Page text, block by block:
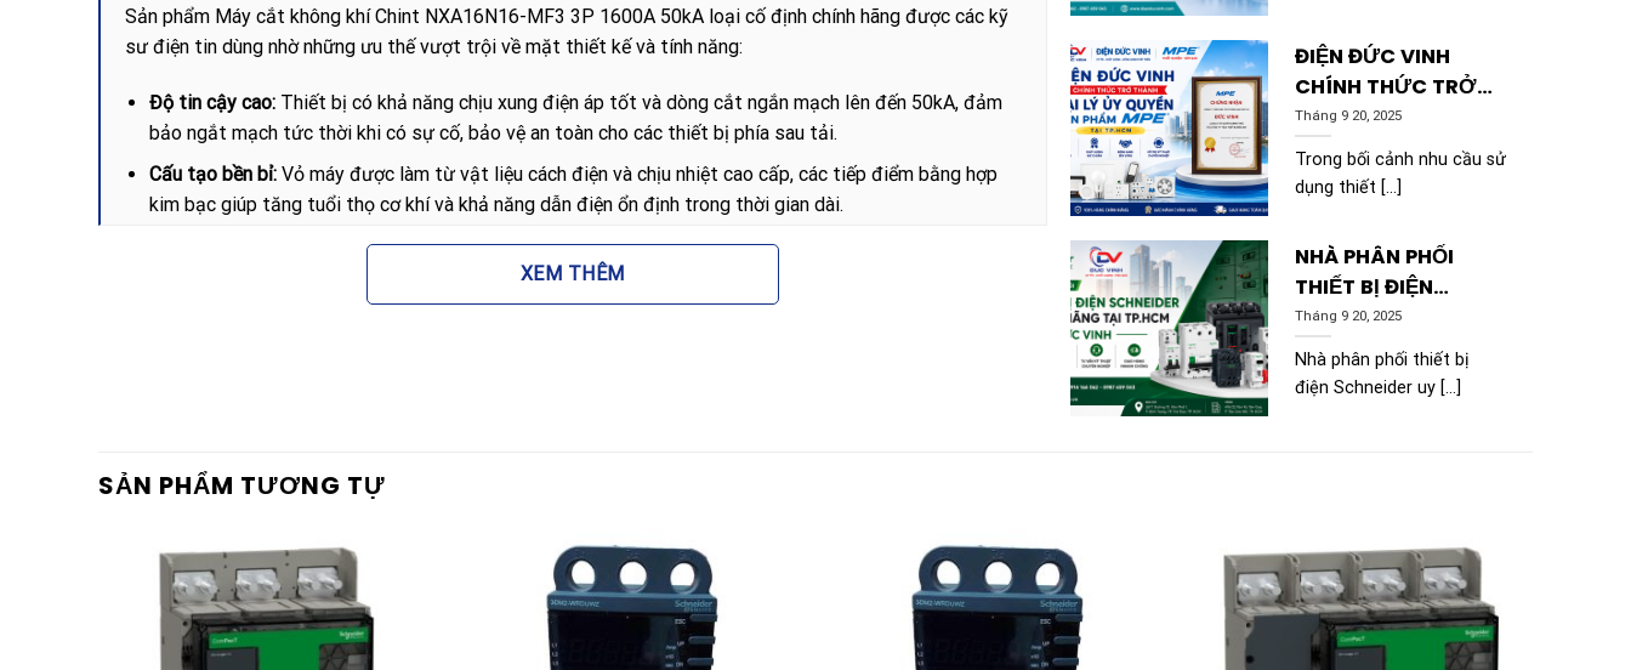
Sản phẩm Máy cắt không khí Chint NXA16N16-MF3 3P 1600A 50kA loại cố định chính hãng được các kỹ
sư điện tin dùng nhờ những ưu thế vượt trội về mặt thiết kế và tính năng:
Độ tin cậy cao: Thiết bị có khả năng chịu xung điện áp tốt và dòng cắt ngắn mạch lên đến 50kA, đảm
bảo ngắt mạch tức thời khi có sự cố, bảo vệ an toàn cho các thiết bị phía sau tải.
Cấu tạo bền bỉ: Vỏ máy được làm từ vật liệu cách điện và chịu nhiệt cao cấp, các tiếp điểm bằng hợp
kim bạc giúp tăng tuổi thọ cơ khí và khả năng dẫn điện ổn định trong thời gian dài.
Tích hợp các chức năng bảo vệ tiên tiến, cho phép thiết lập các thông số
bảo vệ linh hoạt phù hợp với đặc thù của từng hệ thống điện cụ thể.
Lợi ích khi lựa chọn Máy cắt không khí Chint NXA16N16-
Việc sử dụng Máy cắt không khí Chint NXA16N16-MF3 3P 1600A 50kA loại cố định chính hãng không chỉ
là việc lắp đặt một thiết bị đóng cắt, mà còn là đầu tư cho sự ổn định của doanh nghiệp:
Sản phẩm giúp giảm thiểu tối đa rủi ro cháy nổ do sự cố điện, từ đó bảo vệ tài sản và tính mạng con
XEM THÊM
ĐIỆN ĐỨC VINH
CHÍNH THỨC TRỞ
THÀNH ĐẠI LÝ ỦY
QUYỀN SẢN PHẨM
MPE TẠI TP.HCM
Tháng 9 20, 2025
Trong bối cảnh nhu cầu sử
dụng thiết [...]
NHÀ PHÂN PHỐI
THIẾT BỊ ĐIỆN
SCHNEIDER CHÍNH
HÃNG TẠI TP.HCM |
ĐỨC VINH
Tháng 9 20, 2025
Nhà phân phối thiết bị
điện Schneider uy [...]
SẢN PHẨM TƯƠNG TỰ